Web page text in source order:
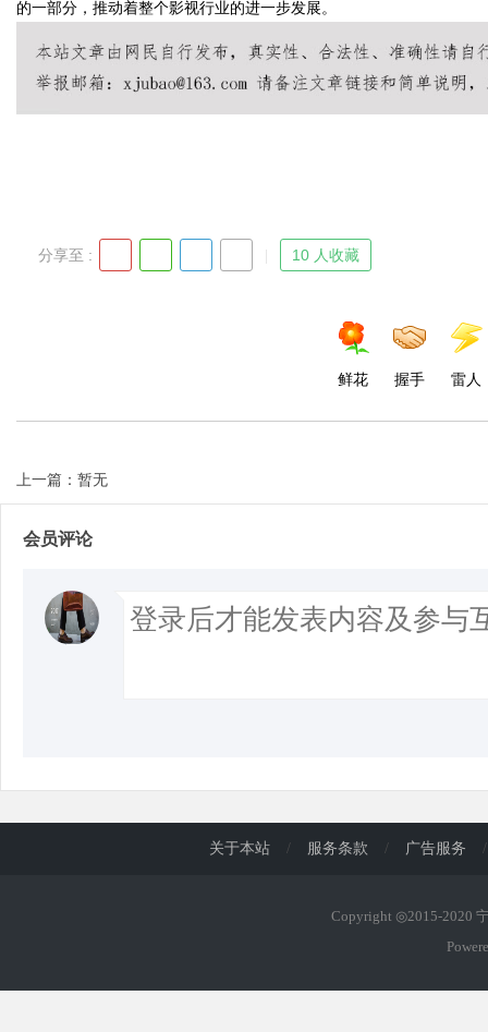
的一部分，推动着整个影视行业的进一步发展。
分享至 : 10 人收藏
鲜花 握手 雷人
上一篇：暂无
会员评论
关于本站 / 服务条款 / 广告服务 /
Copyright ◎2015-2020